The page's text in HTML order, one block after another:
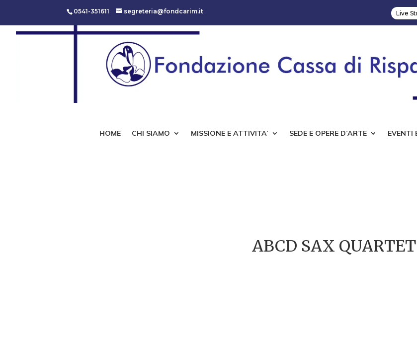
0541-351611 segreteria@fondcarim.it Live
HOME CHI SIAMO MISSIONE E ATTIVITA’ SEDE E OPERE D’ARTE EVENTI
ABCD SAX QUARTET